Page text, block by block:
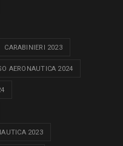
CARABINIERI 2023
AERONAUTICA 2024
2023